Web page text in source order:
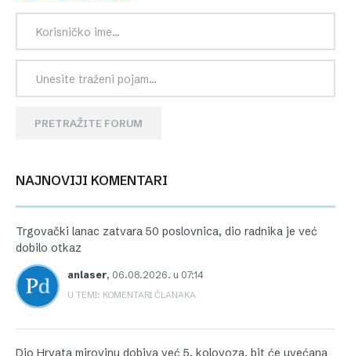
PRETRAŽITE FORUM
NAJNOVIJI KOMENTARI
Trgovački lanac zatvara 50 poslovnica, dio radnika je već
dobilo otkaz
anlaser, 06.08.2026. u 07:14
U TEMI: KOMENTARI ČLANAKA
Dio Hrvata mirovinu dobiva već 5. kolovoza, bit će uvećana